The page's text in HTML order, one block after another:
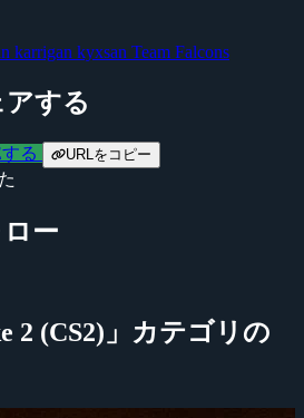
karrigan kyxsan Team Falcons
する
る URLをコピー
ー
2 (CS2)」カテゴリの